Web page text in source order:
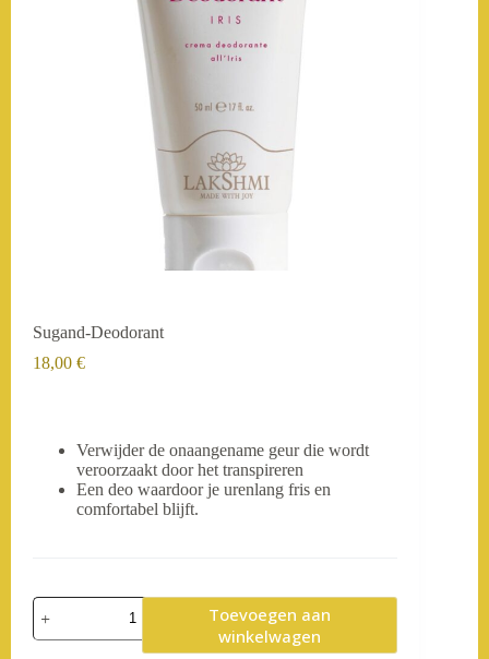
Sugand-Deodorant
18,00 €
Verwijder de onaangename geur die wordt
veroorzaakt door het transpireren
Een deo waardoor je urenlang fris en
comfortabel blijft.
Sugand-
Deodorant
aantal
Toevoegen aan
winkelwagen